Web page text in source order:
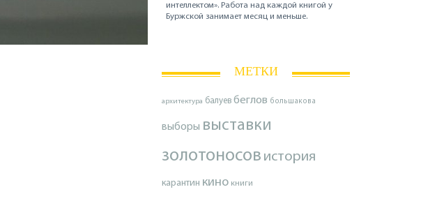
интеллектом». Работа над каждой книгой у
Буржской занимает месяц и меньше.
МЕТКИ
архитектура балуев беглов большакова
выборы выставки
золотоносов история
карантин кино книги